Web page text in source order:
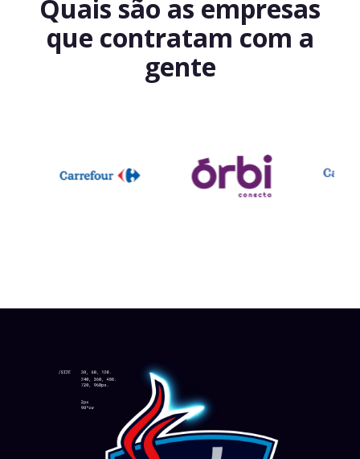
Quais são as empresas
que contratam com a
gente